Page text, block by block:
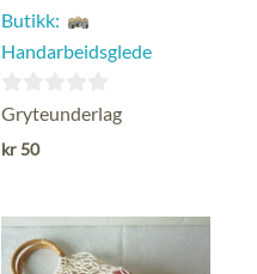
Butikk:
Handarbeidsglede
0
ut
Gryteunderlag
kr50